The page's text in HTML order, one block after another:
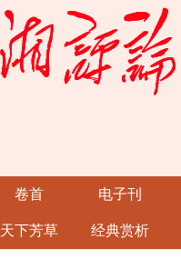
卷首 电子刊
天下芳草 经典赏析